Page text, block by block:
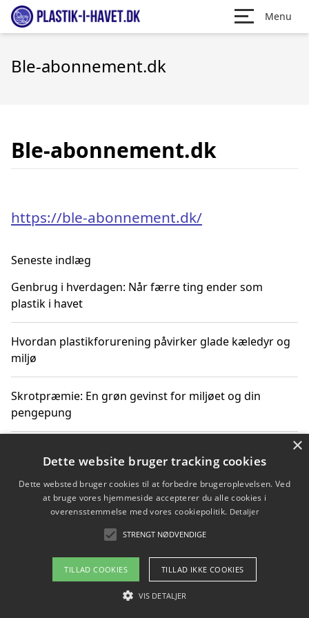
Menu
Ble-abonnement.dk
Ble-abonnement.dk
https://ble-abonnement.dk/
Seneste indlæg
Genbrug i hverdagen: Når færre ting ender som
plastik i havet
Hvordan plastikforurening påvirker glade kæledyr og
miljø
Skrotpræmie: En grøn gevinst for miljøet og din
pengepung
Hvordan blåfade med rist kan hjælpe med at reducere
plastik i havet
Spil kasinospil på et troværdigt online casino: Din
guide til sikker og sjov underholdning
Copyright 2026 - Pilanto Aps
Om / kontakt
×
Dette website bruger tracking cookies
Dette websted bruger cookies til at forbedre brugeroplevelsen. Ved
at bruge vores hjemmeside accepterer du alle cookies i
overensstemmelse med vores cookiepolitik. Detaljer
STRENGT NØDVENDIGE
TILLAD COOKIES TILLAD IKKE COOKIES
VIS DETALJER